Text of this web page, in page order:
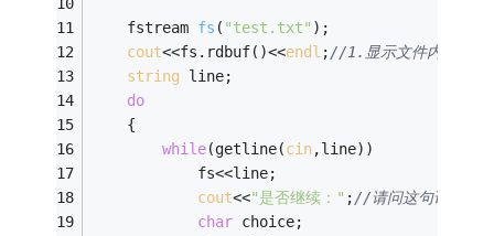
fstream fs ( "test.txt" ) ;
cout<<fs.rdbuf()<<endl ;//1.显示文件内容到控
string line;
do
	{
while(getline(cin,line))
			fs<<line;
cout<<"是否继续：" ;//请问这句话什么
char choice;